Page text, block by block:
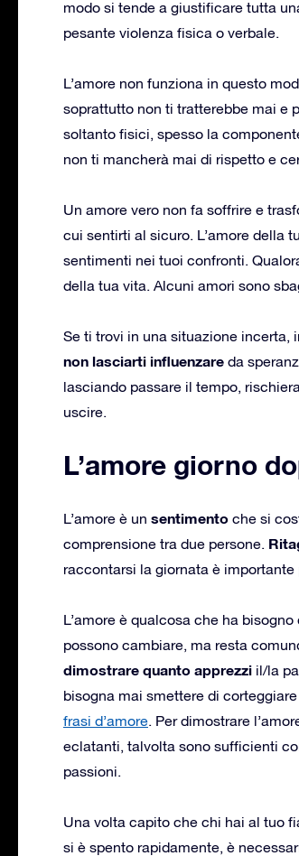
modo si tende a giustificare tutta
pesante violenza fisica o verbale.
L’amore non funziona in questo
soprattutto non ti tratterebbe mai e
soltanto fisici, spesso la
non ti mancherà mai di rispetto e
Un amore vero non fa soffrire e
cui sentirti al sicuro. L’amore della
sentimenti nei tuoi confronti.
della tua vita. Alcuni amori sono
Se ti trovi in una situazione
non lasciarti influenzare da
lasciando passare il tempo,
uscire.
L’amore giorno
L’amore è un sentimento che si
comprensione tra due persone.
raccontarsi la giornata è
L’amore è qualcosa che ha
possono cambiare, ma resta
dimostrare quanto apprezzi il/la
bisogna mai smettere di
frasi d’amore. Per dimostrare
eclatanti, talvolta sono sufficienti
passioni.
Una volta capito che chi hai al tuo
si è spento rapidamente, è